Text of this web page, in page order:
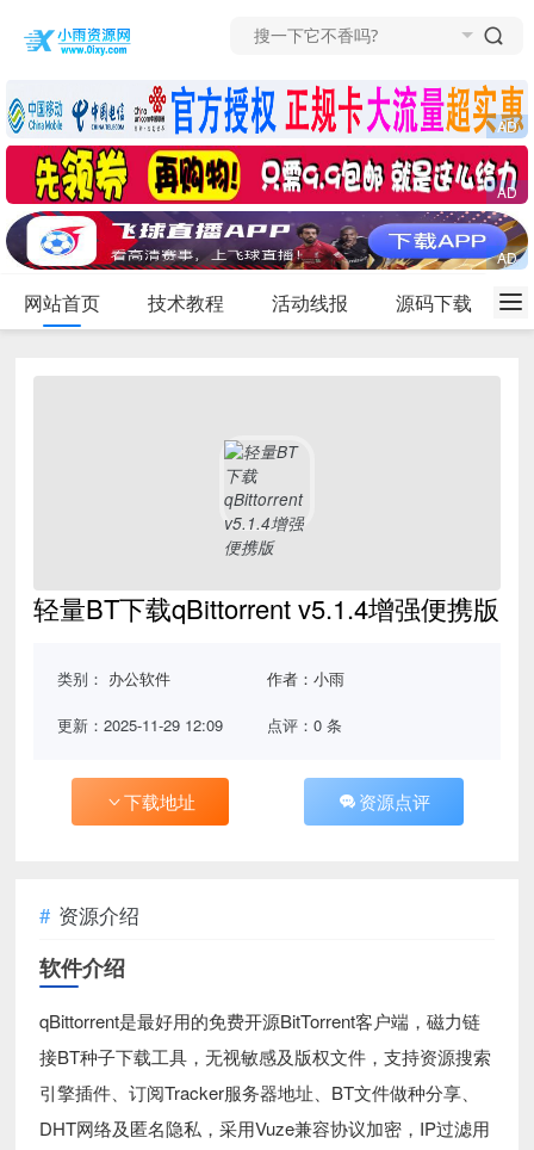
网站首页 技术教程 活动线报 源码下载
轻量BT下载qBittorrent v5.1.4增强便携版
类别： 办公软件 作者：小雨
更新：2025-11-29 12:09 点评：0 条
下载地址 资源点评
资源介绍
软件介绍
qBittorrent是最好用的免费开源BitTorrent客户端，磁力链
接BT种子下载工具，无视敏感及版权文件，支持资源搜索
引擎插件、订阅Tracker服务器地址、BT文件做种分享、
DHT网络及匿名隐私，采用Vuze兼容协议加密，IP过滤用